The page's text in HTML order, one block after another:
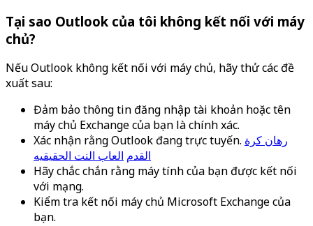
Tại sao Outlook của tôi không kết nối với máy
chủ?
Nếu Outlook không kết nối với máy chủ, hãy thử các đề
xuất sau:
Đảm bảo thông tin đăng nhập tài khoản hoặc tên
máy chủ Exchange của bạn là chính xác.
Xác nhận rằng Outlook đang trực tuyến. رهان كرة
القدم العاب النت الحقيقيه
Hãy chắc chắn rằng máy tính của bạn được kết nối
với mạng.
Kiểm tra kết nối máy chủ Microsoft Exchange của
bạn.